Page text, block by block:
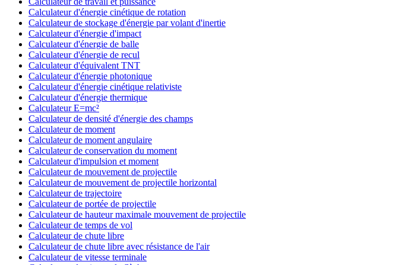
Calculateur d'énergie cinétique de rotation
Calculateur de stockage d'énergie par volant d'inertie
Calculateur d'énergie d'impact
Calculateur d'énergie de balle
Calculateur d'énergie de recul
Calculateur d'équivalent TNT
Calculateur d'énergie photonique
Calculateur d'énergie cinétique relativiste
Calculateur d'énergie thermique
Calculateur E=mc²
Calculateur de densité d'énergie des champs
Calculateur de moment
Calculateur de moment angulaire
Calculateur de conservation du moment
Calculateur d'impulsion et moment
Calculateur de mouvement de projectile
Calculateur de mouvement de projectile horizontal
Calculateur de trajectoire
Calculateur de portée de projectile
Calculateur de hauteur maximale mouvement de projectile
Calculateur de temps de vol
Calculateur de chute libre
Calculateur de chute libre avec résistance de l'air
Calculateur de vitesse terminale